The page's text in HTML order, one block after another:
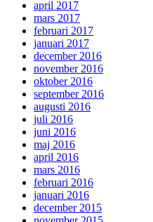
april 2017
mars 2017
februari 2017
januari 2017
december 2016
november 2016
oktober 2016
september 2016
augusti 2016
juli 2016
juni 2016
maj 2016
april 2016
mars 2016
februari 2016
januari 2016
december 2015